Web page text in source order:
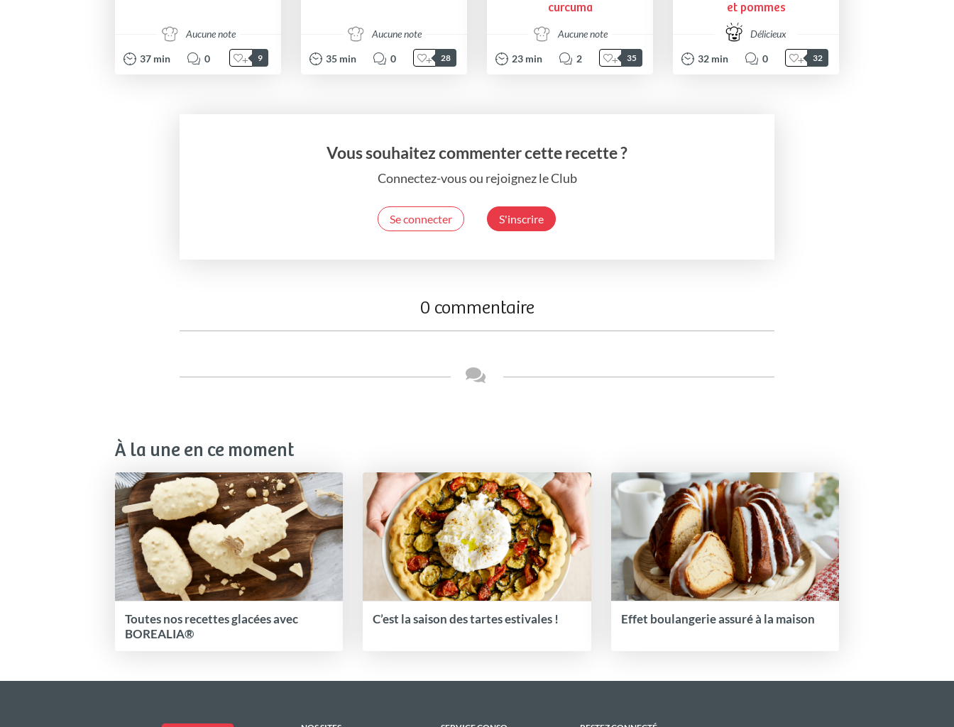
Aucune note
37 min 0 9
Aucune note
35 min 0 28
curcuma
Aucune note
23 min 2 35
et pommes
Délicieux
32 min 0 32
Vous souhaitez commenter cette recette ?
Connectez-vous ou rejoignez le Club
Se connecter S'inscrire
0 commentaire
À la une en ce moment
Toutes nos recettes glacées avec
BOREALIA®
C’est la saison des tartes estivales ! Effet boulangerie assuré à la maison